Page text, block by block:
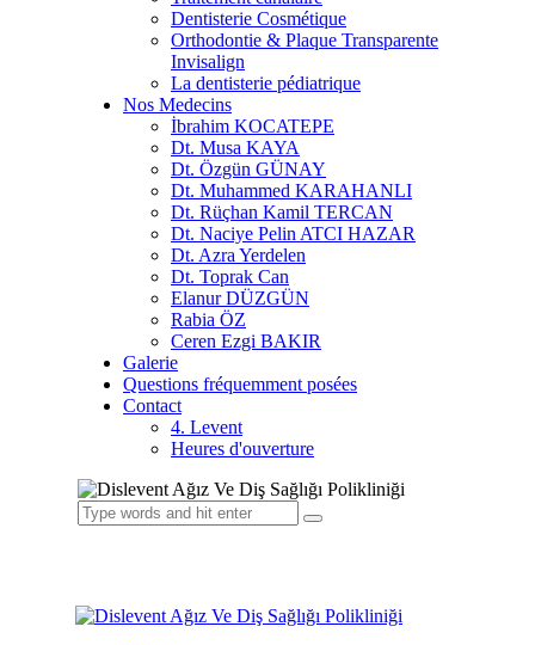
Dentisterie Cosmétique
Orthodontie & Plaque Transparente
Invisalign
La dentisterie pédiatrique
Nos Medecins
İbrahim KOCATEPE
Dt. Musa KAYA
Dt. Özgün GÜNAY
Dt. Muhammed KARAHANLI
Dt. Rüçhan Kamil TERCAN
Dt. Naciye Pelin ATCI HAZAR
Dt. Azra Yerdelen
Dt. Toprak Can
Elanur DÜZGÜN
Rabia ÖZ
Ceren Ezgi BAKIR
Galerie
Questions fréquemment posées
Contact
4. Levent
Heures d'ouverture